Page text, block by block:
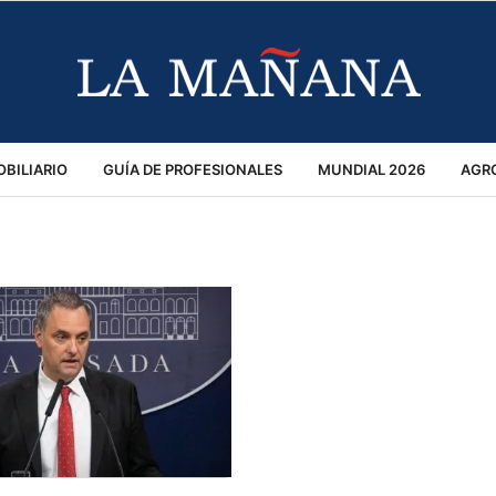
GUÍA DE PROFESIONALES MUNDIAL 2026